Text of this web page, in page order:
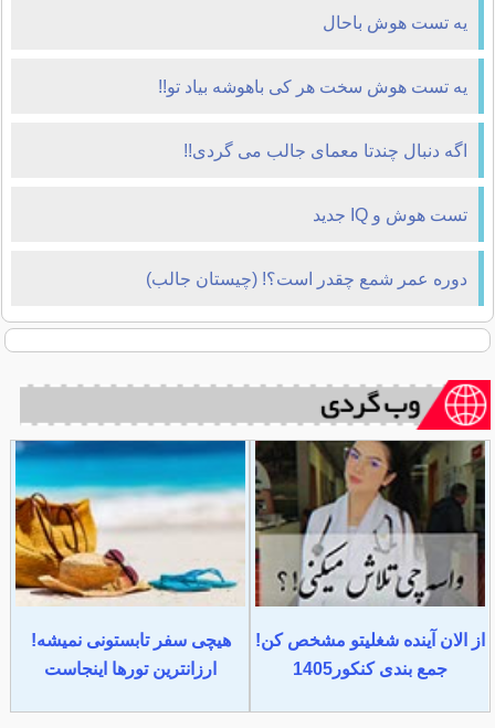
یه تست هوش باحال
یه تست هوش سخت هر کی باهوشه بیاد تو!!
اگه دنبال چندتا معمای جالب می گردی!!
تست هوش و IQ جدید
دوره عمر شمع چقدر است؟! (چیستان جالب)
از الان آینده شغلیتو مشخص کن!
جمع بندی کنکور1405
هیچی سفر تابستونی نمیشه!
ارزانترین تورها اینجاست